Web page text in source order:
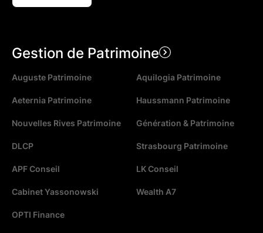
Gestion de Patrimoine
Auguste Patrimoine Aquilogia Patrimoine
Aeternia Patrimoine Haussmann Patrimoine
Nouvelles Rives Patrimoine Génération & Patrimoine
DLCP Strasbourg Patrimoine
APF Conseil LK Conseil
Cabinet Yassonowski Wealth A7
OPTI Finance